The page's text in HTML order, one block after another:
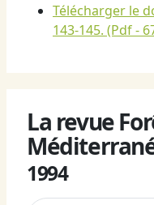
Télécharger le
143-145. (Pdf -
La revue
1994